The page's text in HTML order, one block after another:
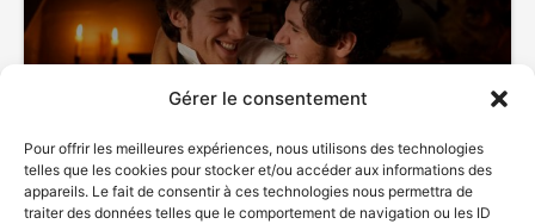
Gérer le consentement
Pour offrir les meilleures expériences, nous utilisons des technologies
telles que les cookies pour stocker et/ou accéder aux informations des
appareils. Le fait de consentir à ces technologies nous permettra de
traiter des données telles que le comportement de navigation ou les ID
AUX JEUNES
ENFANTS